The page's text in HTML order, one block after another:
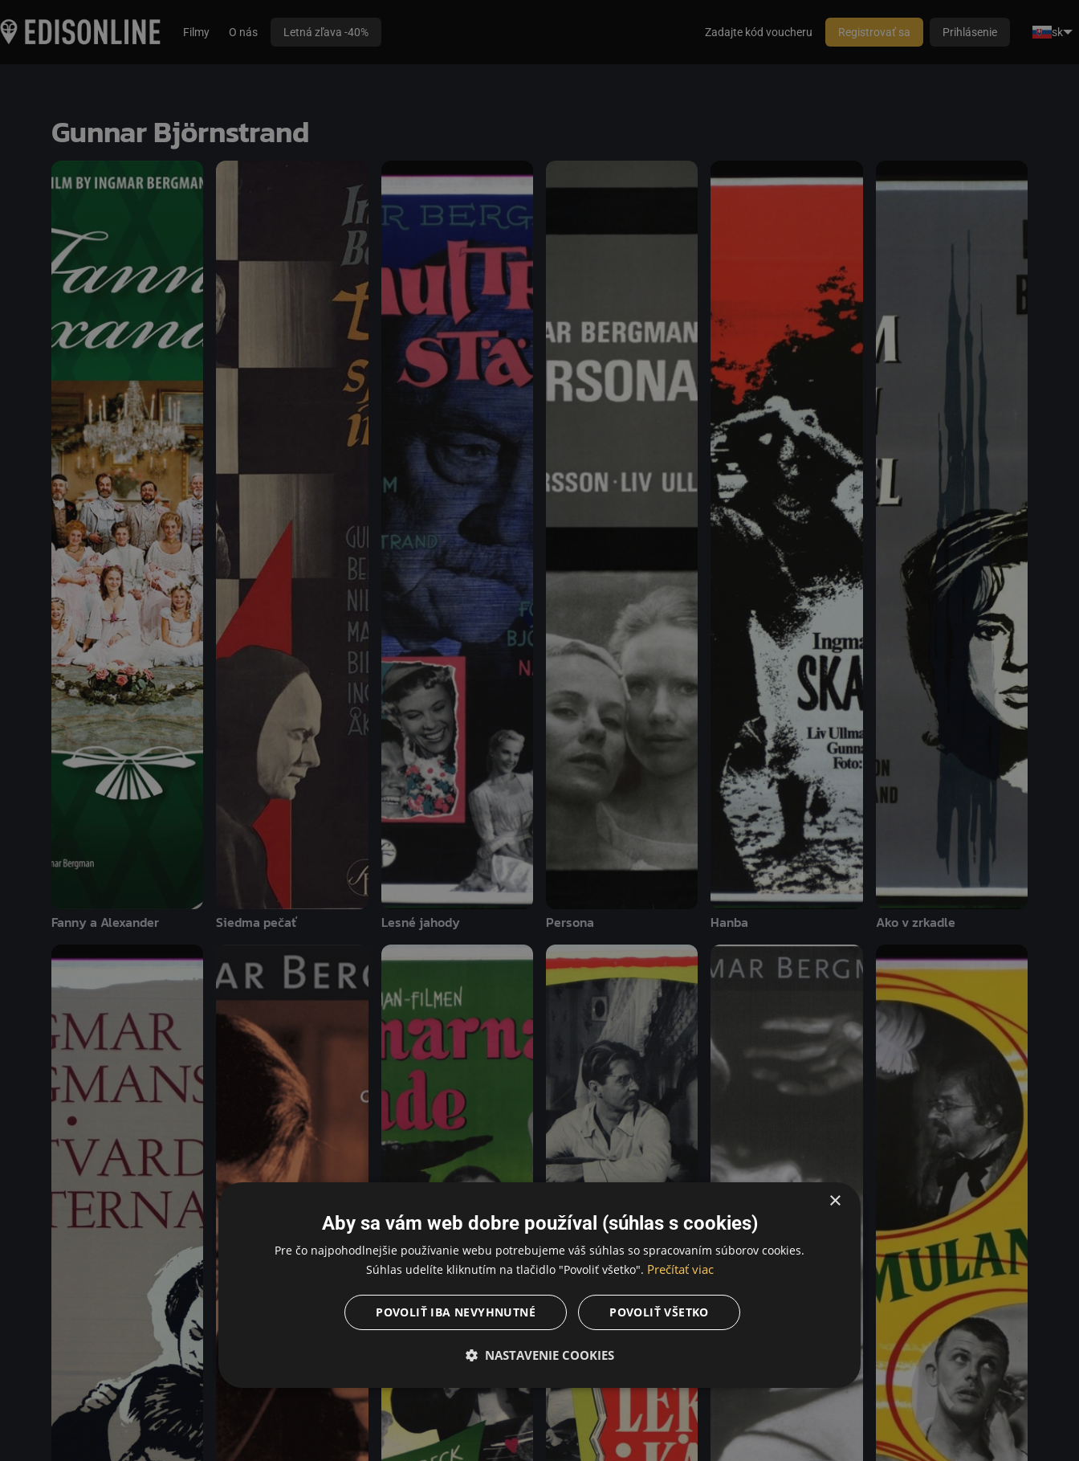
Filmy O nás Letná zľava -40% Zadajte kód voucheru Registrovať sa Prihlásenie sk
Gunnar Björnstrand
Fanny a Alexander Siedma pečať Lesné jahody Persona Hanba Ako v zrkadle
×
Aby sa vám web dobre používal (súhlas s cookies)
Pre čo najpohodlnejšie používanie webu potrebujeme váš súhlas so spracovaním súborov cookies.
Súhlas udelíte kliknutím na tlačidlo "Povoliť všetko". Prečítať viac
POVOLIŤ VŠETKO
POVOLIŤ IBA NEVYHNUTNÉ
NASTAVENIE COOKIES